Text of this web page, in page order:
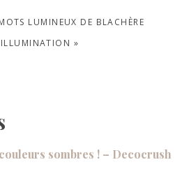
LUMINEUX DE BLACHÈRE
ILLUMINATION »
sombres ! – Decocrush